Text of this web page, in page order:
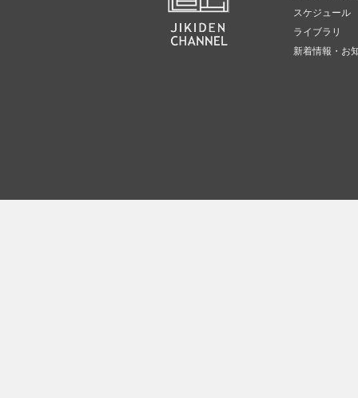
スケジュール
ライブラリ
新着情報・お